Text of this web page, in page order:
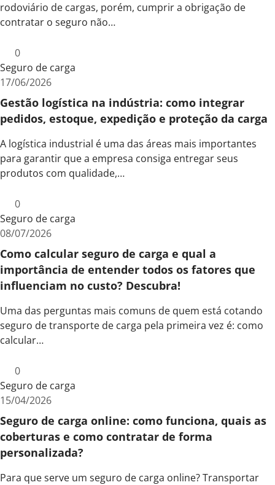
rodoviário de cargas, porém, cumprir a obrigação de
contratar o seguro não…
0
Seguro de carga
17/06/2026
Gestão logística na indústria: como integrar
pedidos, estoque, expedição e proteção da carga
A logística industrial é uma das áreas mais importantes
para garantir que a empresa consiga entregar seus
produtos com qualidade,…
0
Seguro de carga
08/07/2026
Como calcular seguro de carga e qual a
importância de entender todos os fatores que
influenciam no custo? Descubra!
Uma das perguntas mais comuns de quem está cotando
seguro de transporte de carga pela primeira vez é: como
calcular…
0
Seguro de carga
15/04/2026
Seguro de carga online: como funciona, quais as
coberturas e como contratar de forma
personalizada?
Para que serve um seguro de carga online? Transportar